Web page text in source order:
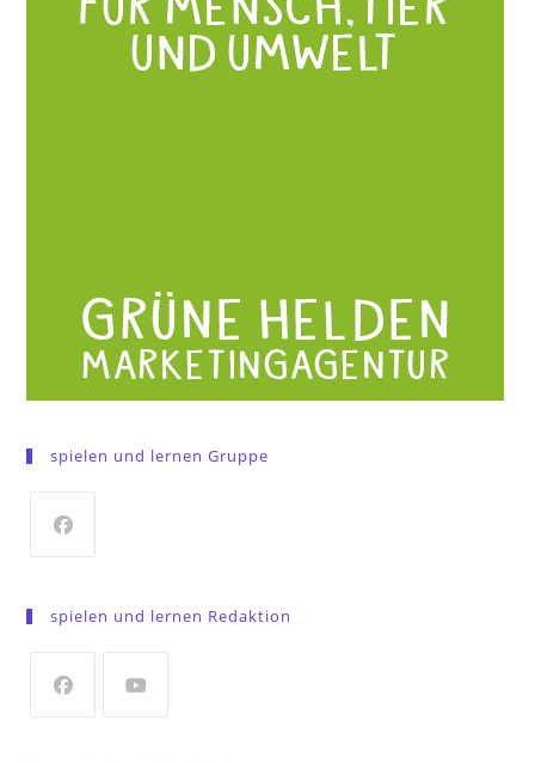
spielen und lernen Gruppe
a
tab
spielen und lernen Redaktion